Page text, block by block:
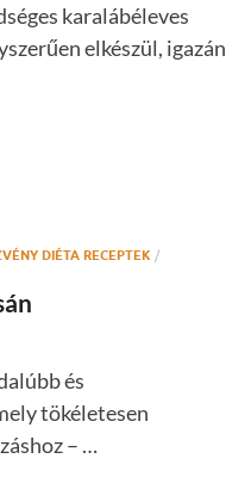
karalábéleves
elkészül, igazán
DIÉTA RECEPTEK /
és
tökéletesen
– …